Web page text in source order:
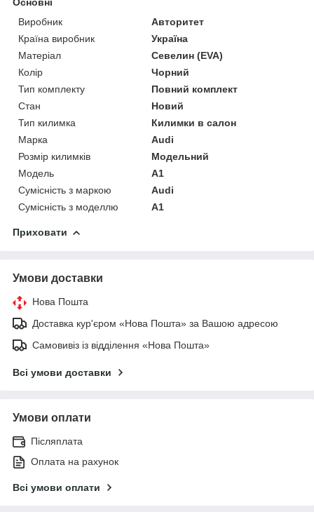
Виробник
Авторитет
Країна виробник
Україна
Матеріал
Севелин (EVA)
Колір
Чорний
Тип комплекту
Повний комплект
Стан
Новий
Тип килимка
Килимки в салон
Марка
Audi
Розмір килимків
Модельний
Модель
A1
Сумісність з маркою
Audi
Сумісність з моделлю
A1
Приховати
Умови доставки
Нова Пошта
Доставка кур'єром «Нова Пошта» за Вашою адресою
Самовивіз із відділення «Нова Пошта»
Всі умови доставки
Умови оплати
Післяплата
Оплата на рахунок
Всі умови оплати